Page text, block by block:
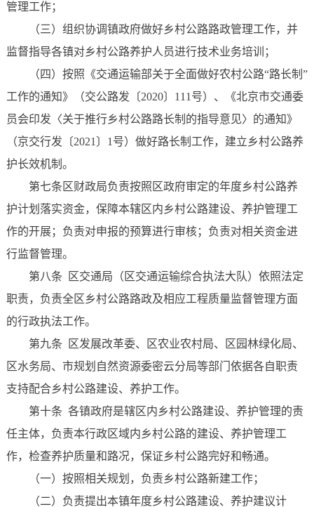
管理工作；
（三）组织协调镇政府做好乡村公路路政管理工作，并
监督指导各镇对乡村公路养护人员进行技术业务培训；
（四）按照《交通运输部关于全面做好农村公路“路长制”
工作的通知》（交公路发〔2020〕111号）、《北京市交通委
员会印发〈关于推行乡村公路路长制的指导意见〉的通知》
（京交行发〔2021〕1号）做好路长制工作，建立乡村公路养
护长效机制。
第七条区财政局负责按照区政府审定的年度乡村公路养
护计划落实资金，保障本辖区内乡村公路建设、养护管理工
作的开展；负责对申报的预算进行审核；负责对相关资金进
行监督管理。
第八条 区交通局（区交通运输综合执法大队）依照法定
职责，负责全区乡村公路路政及相应工程质量监督管理方面
的行政执法工作。
第九条 区发展改革委、区农业农村局、区园林绿化局、
区水务局、市规划自然资源委密云分局等部门依据各自职责
支持配合乡村公路建设、养护工作。
第十条 各镇政府是辖区内乡村公路建设、养护管理的责
任主体，负责本行政区域内乡村公路的建设、养护管理工
作，检查养护质量和路况，保证乡村公路完好和畅通。
（一）按照相关规划，负责乡村公路新建工作；
（二）负责提出本镇年度乡村公路建设、养护建议计